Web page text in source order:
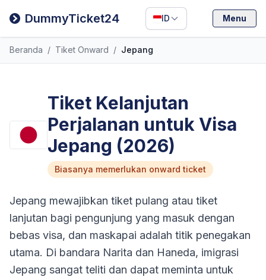
DummyTicket24 ID
Filipino
Deutsch
Menu
Beranda / Tiket Onward / Jepang
Tiket Kelanjutan
Perjalanan untuk Visa
Jepang (2026)
Biasanya memerlukan onward ticket
Jepang mewajibkan tiket pulang atau tiket
lanjutan bagi pengunjung yang masuk dengan
bebas visa, dan maskapai adalah titik penegakan
utama. Di bandara Narita dan Haneda, imigrasi
Jepang sangat teliti dan dapat meminta untuk